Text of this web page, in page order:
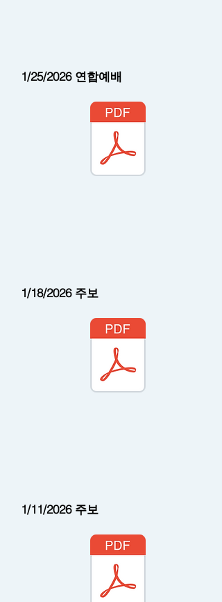
1/25/2026 연합예배
1/18/2026 주보
1/11/2026 주보